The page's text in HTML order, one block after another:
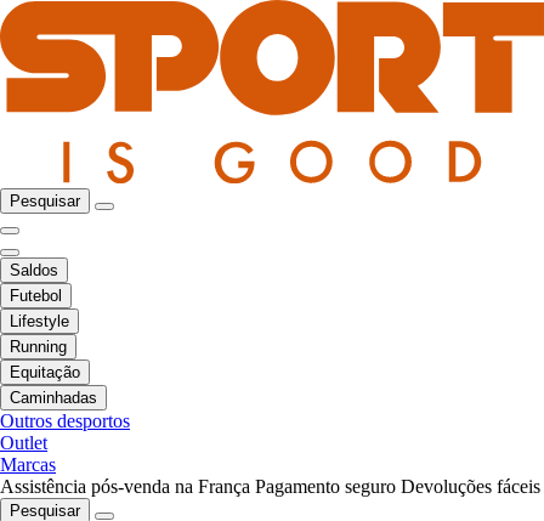
Pesquisar
Saldos
Futebol
Lifestyle
Running
Equitação
Caminhadas
Outros desportos
Outlet
Marcas
Assistência pós-venda na França Pagamento seguro Devoluções fáceis
Pesquisar